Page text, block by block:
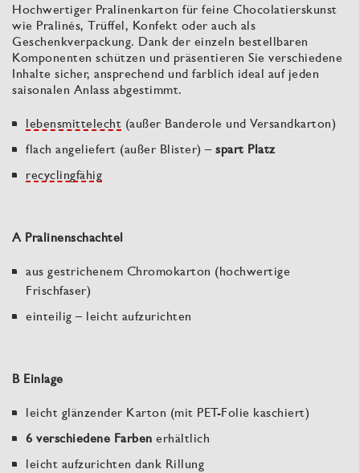
Hochwertiger Pralinenkarton für feine Chocolatierskunst
wie Pralinés, Trüffel, Konfekt oder auch als
Geschenkverpackung. Dank der einzeln bestellbaren
Komponenten schützen und präsentieren Sie verschiedene
Inhalte sicher, ansprechend und farblich ideal auf jeden
saisonalen Anlass abgestimmt.
lebensmittelecht (außer Banderole und Versandkarton)
flach angeliefert (außer Blister) –spart Platz
recyclingfähig
A Pralinenschachtel
aus gestrichenem Chromokarton (hochwertige
Frischfaser)
einteilig – leicht aufzurichten
B Einlage
leicht glänzender Karton (mit PET-Folie kaschiert)
6 verschiedene Farben erhältlich
leicht aufzurichten dank Rillung